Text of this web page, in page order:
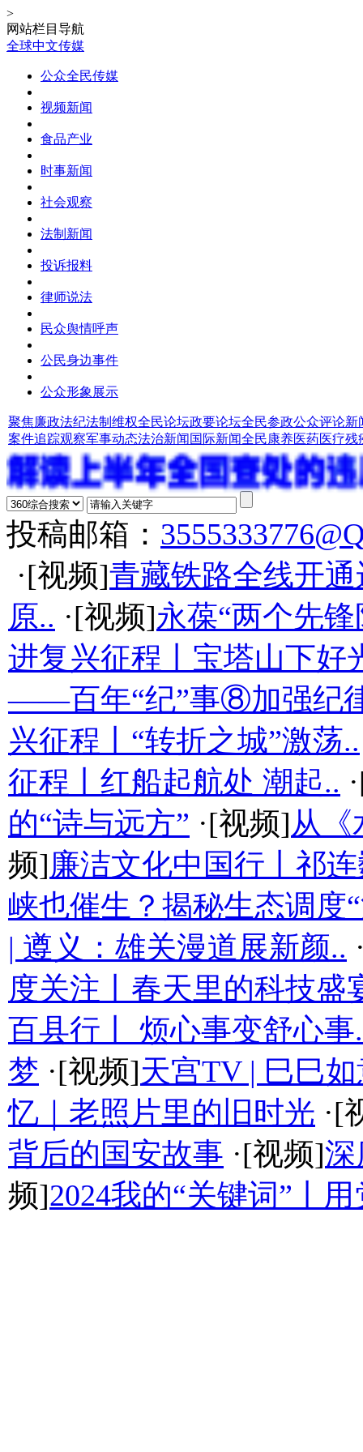
>
网站栏目导航
全球中文传媒
公众全民传媒
视频新闻
食品产业
时事新闻
社会观察
法制新闻
投诉报料
律师说法
民众舆情呼声
公民身边事件
公众形象展示
聚焦廉政法纪法制维权全民论坛政要论坛全民参政公众评论新
案件追踪观察军事动态法治新闻 国际新闻全民康养医药医疗残
投稿邮箱：
·[视频]青藏铁路全线开
原.. ·[视频]永葆“两个先
进复兴征程丨宝塔山下好
——百年“纪”事⑧加强纪
兴征程丨“转折之城”激荡..
征程丨红船起航处 潮起..
的“诗与远方” ·[视频]从《
频]廉洁文化中国行丨祁
峡也催生？揭秘生态调度
| 遵义：雄关漫道展新颜..
度关注丨春天里的科技盛
百县行丨 烦心事变舒心事
梦 ·[视频]天宫TV | 巳巳
忆｜老照片里的旧时光 ·[
背后的国安故事 ·[视频]深
频]2024我的“关键词”丨